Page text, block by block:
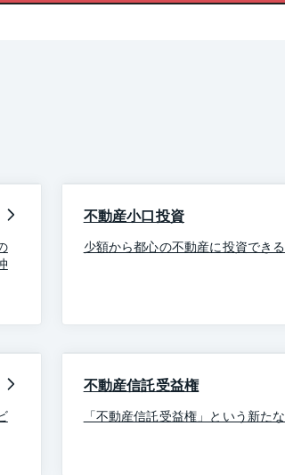
不動産小口投資
少額から都心の不動産に投資できる
不動産信託受益権
「不動産信託受益権」という新たな